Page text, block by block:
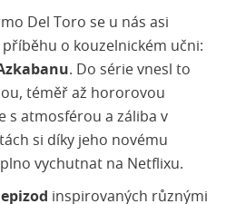
Del Toro se u nás asi
o kouzelnickém učni:
. Do série vnesl to
téměř až hororovou
s atmosférou a záliba v
si díky jeho novému
vychutnat na Netflixu.
inspirovaných různými